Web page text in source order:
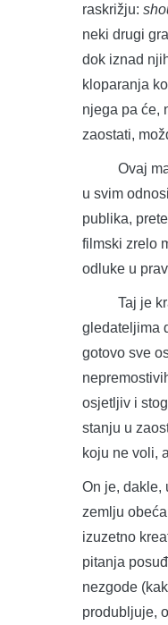
raskrižju:
neki drugi
dok iznad
kloparanja
njega pa će,
zaostati,
Ovaj mali
u svim
publika,
filmski zrelo
odluke u
Taj je
gledateljima
gotovo sve
osjetljiv i
stanju u
koju ne voli,
On je, dakle,
zemlju
izuzetno
pitanja
nezgode
produbljuje,